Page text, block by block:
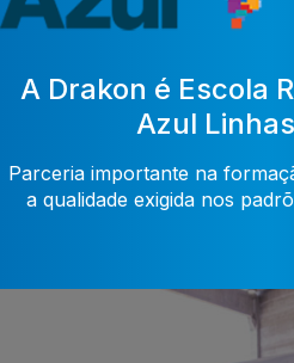
A Drakon é Escola
Azul
Parceria importante na
a qualidade exigida nos